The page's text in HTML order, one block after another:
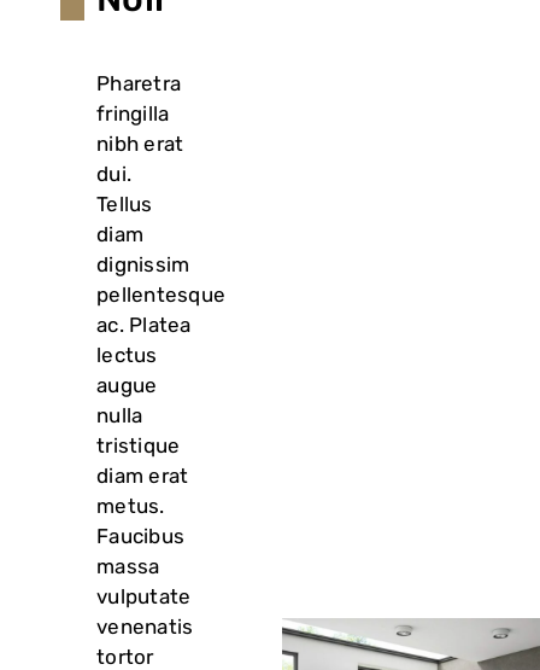
VASQUES
MIROIRS ET ECLAIRAGES
PAROIS DE DOUCHE
RECEVEURS DE DOUCHE
ROBINETTERIE
CONTACT
Pharetra
fringilla
nibh erat
dui.
Tellus
diam
dignissim
pellentesque
ac. Platea
lectus
augue
nulla
tristique
diam erat
metus.
Faucibus
massa
vulputate
venenatis
tortor